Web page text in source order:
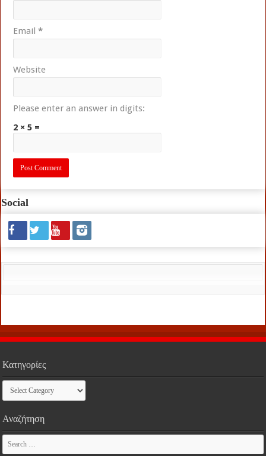
Email*
Website
Please enter an answer in digits:
2 × 5 =
Social
Κατηγορίες
Κατηγορίες
Αναζήτηση